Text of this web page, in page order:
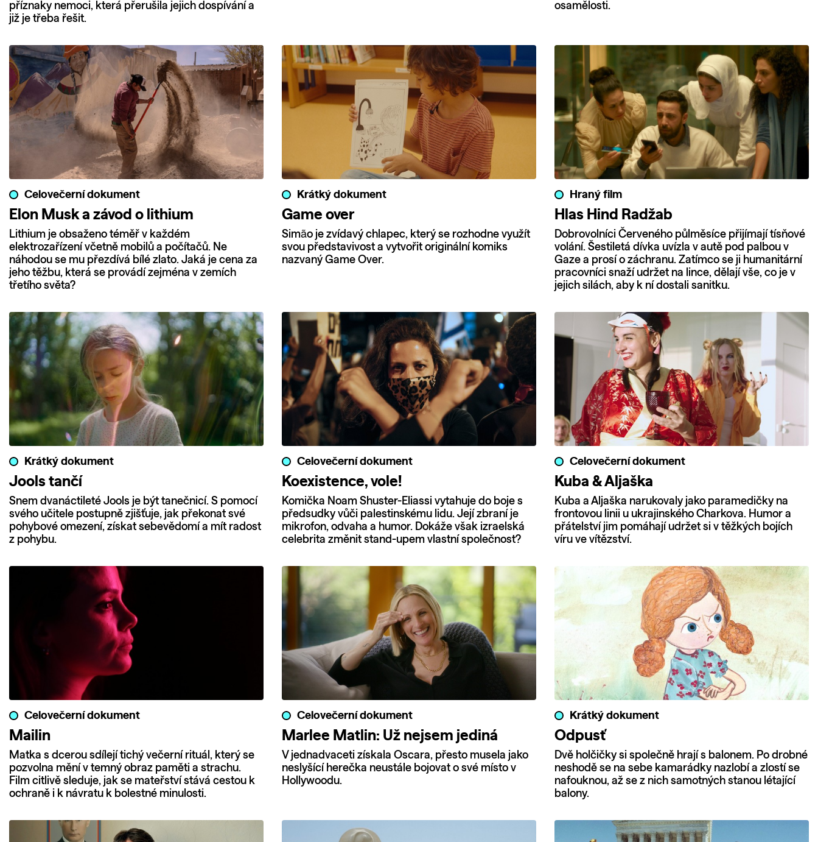
příznaky nemoci, která přerušila jejich dospívání a
již je třeba řešit.
osamělosti.
Celovečerní dokument
Elon Musk a závod o lithium
Lithium je obsaženo téměř v každém
elektrozařízení včetně mobilů a počítačů. Ne
náhodou se mu přezdívá bílé zlato. Jaká je cena za
jeho těžbu, která se provádí zejména v zemích
třetího světa?
Krátký dokument
Game over
Simão je zvídavý chlapec, který se rozhodne využít
svou představivost a vytvořit originální komiks
nazvaný Game Over.
Hraný film
Hlas Hind Radžab
Dobrovolníci Červeného půlměsíce přijímají tísňové
volání. Šestiletá dívka uvízla v autě pod palbou v
Gaze a prosí o záchranu. Zatímco se ji humanitární
pracovníci snaží udržet na lince, dělají vše, co je v
jejich silách, aby k ní dostali sanitku.
Krátký dokument
Jools tančí
Snem dvanáctileté Jools je být tanečnicí. S pomocí
svého učitele postupně zjišťuje, jak překonat své
pohybové omezení, získat sebevědomí a mít radost
z pohybu.
Celovečerní dokument
Koexistence, vole!
Komička Noam Shuster-Eliassi vytahuje do boje s
předsudky vůči palestinskému lidu. Její zbraní je
mikrofon, odvaha a humor. Dokáže však izraelská
celebrita změnit stand-upem vlastní společnost?
Celovečerní dokument
Kuba & Aljaška
Kuba a Aljaška narukovaly jako paramedičky na
frontovou linii u ukrajinského Charkova. Humor a
přátelství jim pomáhají udržet si v těžkých bojích
víru ve vítězství.
Celovečerní dokument
Mailin
Matka s dcerou sdílejí tichý večerní rituál, který se
pozvolna mění v temný obraz paměti a strachu.
Film citlivě sleduje, jak se mateřství stává cestou k
ochraně i k návratu k bolestné minulosti.
Celovečerní dokument
Marlee Matlin: Už nejsem jediná
V jednadvaceti získala Oscara, přesto musela jako
neslyšící herečka neustále bojovat o své místo v
Hollywoodu.
Krátký dokument
Odpusť
Dvě holčičky si společně hrají s balonem. Po drobné
neshodě se na sebe kamarádky nazlobí a zlostí se
nafouknou, až se z nich samotných stanou létající
balony.